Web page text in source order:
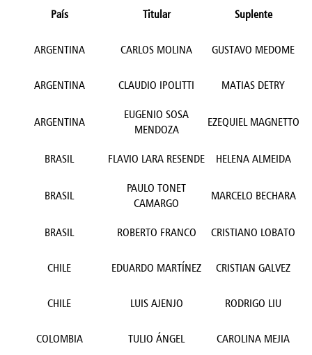
País Titular Suplente
ARGENTINA CARLOS MOLINA GUSTAVO MEDOME
ARGENTINA CLAUDIO IPOLITTI MATIAS DETRY
ARGENTINA
EUGENIO SOSA
MENDOZA
EZEQUIEL MAGNETTO
BRASIL FLAVIO LARA RESENDE HELENA ALMEIDA
BRASIL
PAULO TONET
CAMARGO
MARCELO BECHARA
BRASIL ROBERTO FRANCO CRISTIANO LOBATO
CHILE EDUARDO MARTÍNEZ CRISTIAN GALVEZ
CHILE LUIS AJENJO RODRIGO LIU
COLOMBIA TULIO ÁNGEL CAROLINA MEJIA